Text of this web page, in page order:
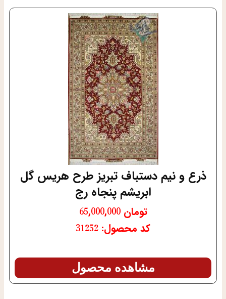
ذرع و نیم دستباف تبریز طرح هریس گل
ابریشم پنجاه رج
تومان 65,000,000
کد محصول: 31252
مشاهده محصول